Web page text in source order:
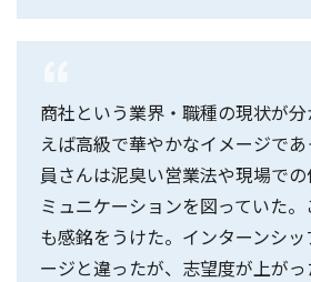
商社という業界・職種の現状が
えば高級で華やかなイメージで
員さんは泥臭い営業法や現場で
ミュニケーションを図っていた
も感銘をうけた。インターンシ
ージと違ったが、志望度が上が